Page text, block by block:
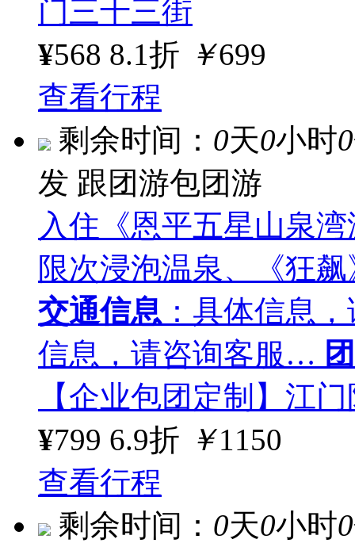
门三十三街
¥568 8.1折 ￥699
查看行程
剩余时间： 0天0小时0
发 跟团游包团游
入住《恩平五星山泉
限次浸泡温泉、《狂
交通信息 ：具体信息
信息，请咨询客服…
【企业包团定制】江
¥799 6.9折 ￥1150
查看行程
剩余时间： 0天0小时0